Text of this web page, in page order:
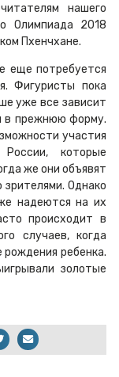
нашего
Олимпиада 2018
Пхенчхане.
еще потребуется
Фигуристы пока
уже все зависит
в прежнюю форму.
участия
которые
же они объявят
Однако
надеются на их
происходит в
случаев, когда
ребенка.
золотые